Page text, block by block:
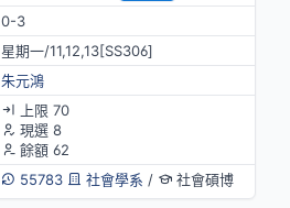
0-3
星期一/11,12,13[SS306]
朱元鴻
上限 70
現選 8
餘額 62
55783
社會學系 / 社會碩博